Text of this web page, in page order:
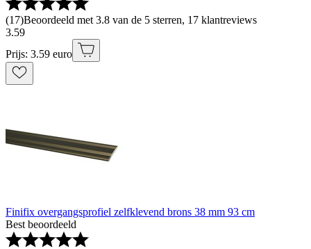
(17)Beoordeeld met 3.8 van de 5 sterren, 17 klantreviews
3.59
Prijs: 3.59 euro
Finifix overgangsprofiel zelfklevend brons 38 mm 93 cm
Best beoordeeld